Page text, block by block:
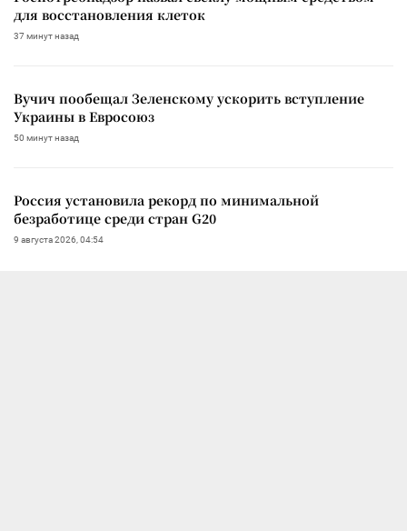
для восстановления клеток
37 минут назад
Вучич пообещал Зеленскому ускорить вступление
Украины в Евросоюз
50 минут назад
Россия установила рекорд по минимальной
безработице среди стран G20
9 августа 2026, 04:54